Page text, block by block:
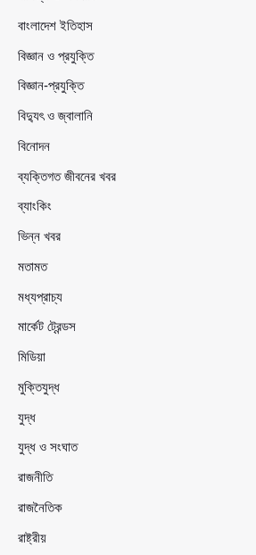
বাংলাদেশ ইতিহাস
বিজ্ঞান ও প্রযুক্তি
বিজ্ঞান-প্রযুক্তি
বিদ্যুৎ ও জ্বালানি
বিনোদন
ব্যক্তিগত জীবনের খবর
ব্যাংকিং
ভিন্ন খবর
মতামত
মধ্যপ্রাচ্য
মার্কেট ট্রেন্ডস
মিডিয়া
মুক্তিযুদ্ধ
যুদ্ধ
যুদ্ধ ও সংঘাত
রাজনীতি
রাজনৈতিক
রাষ্ট্রীয়